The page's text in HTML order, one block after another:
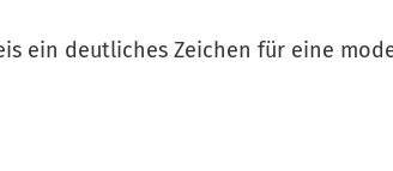
ein deutliches Zeichen für eine